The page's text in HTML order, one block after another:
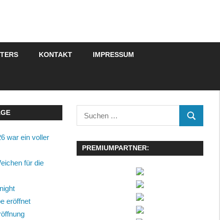
KONTAKT IMPRESSUM
war ein voller
für die
eröffnet
nach:
SUCHEN
PREMIUMPARTNER: